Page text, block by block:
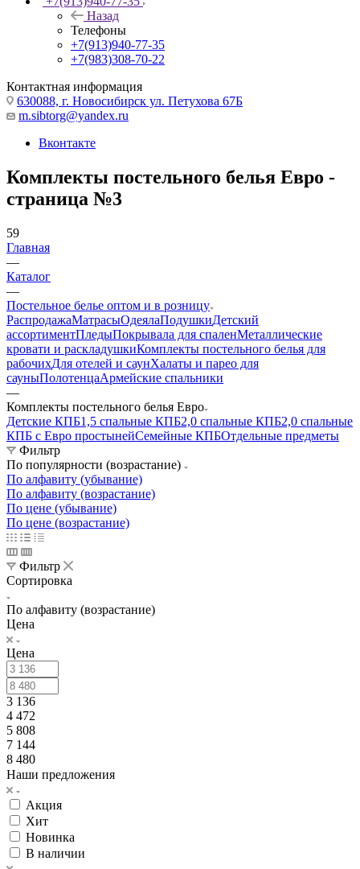
Назад
Телефоны
+7(913)940-77-35
+7(983)308-70-22
Контактная информация
630088, г. Новосибирск ул. Петухова 67Б
m.sibtorg@yandex.ru
Вконтакте
Комплекты постельного белья Евро -
страница №3
59
Главная
—
Каталог
—
Постельное белье оптом и в розницу
РаспродажаМатрасыОдеялаПодушкиДетский
ассортиментПледыПокрывала для спаленМеталлические
кровати и раскладушкиКомплекты постельного белья для
рабочихДля отелей и саунХалаты и парео для
сауныПолотенцаАрмейские спальники
—
Комплекты постельного белья Евро
Детские КПБ1,5 спальные КПБ2,0 спальные КПБ2,0 спальные
КПБ с Евро простынейСемейные КПБОтдельные предметы
Фильтр
По популярности (возрастание)
По алфавиту (убывание)
По алфавиту (возрастание)
По цене (убывание)
По цене (возрастание)
Фильтр
Сортировка
По алфавиту (возрастание)
Цена
Цена
3 136
4 472
5 808
7 144
8 480
Наши предложения
Акция
Хит
Новинка
В наличии